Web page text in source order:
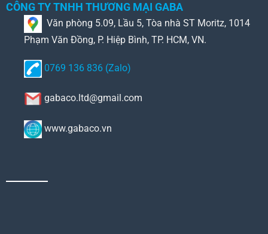
CÔNG TY TNHH THƯƠNG MẠI GABA
Văn phòng 5.09, Lầu 5, Tòa nhà ST Moritz, 1014
Phạm Văn Đồng, P. Hiệp Bình, TP. HCM, VN.
0769 136 836 (Zalo)
gabaco.ltd@gmail.com
www.gabaco.vn